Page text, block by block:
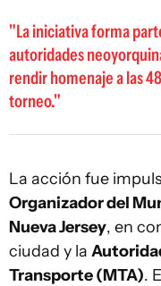
La iniciativa forma
autoridades
rendir homenaje a las
torneo.
La acción fue
Organizador del
Nueva Jersey, en
ciudad y la
Transporte (MTA).